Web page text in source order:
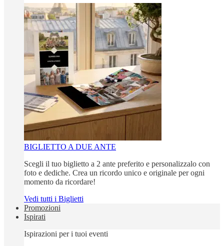
BIGLIETTO A DUE ANTE
Scegli il tuo biglietto a 2 ante preferito e personalizzalo con
foto e dediche. Crea un ricordo unico e originale per ogni
momento da ricordare!
Vedi tutti i Biglietti
Promozioni
Ispirati
Ispirazioni per i tuoi eventi